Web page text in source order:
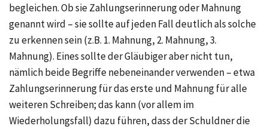
begleichen. Ob sie Zahlungserinnerung oder Mahnung
genannt wird – sie sollte auf jeden Fall deutlich als solche
zu erkennen sein (z.B. 1. Mahnung, 2. Mahnung, 3.
Mahnung). Eines sollte der Gläubiger aber nicht tun,
nämlich beide Begriffe nebeneinander verwenden – etwa
Zahlungserinnerung für das erste und Mahnung für alle
weiteren Schreiben; das kann (vor allem im
Wiederholungsfall) dazu führen, dass der Schuldner die